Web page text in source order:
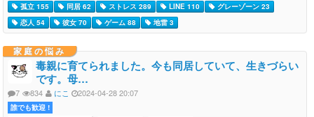
孤立 155
同居 62 ストレス 289 LINE 110
グレーゾーン 23
恋人 54
彼女 70 ゲーム 88 地雷 3
家庭の悩み
毒親に育てられました。今も同居していて、生きづらい
です。母…
7 834 にこ 2024-04-28 20:07
誰でも歓迎 !